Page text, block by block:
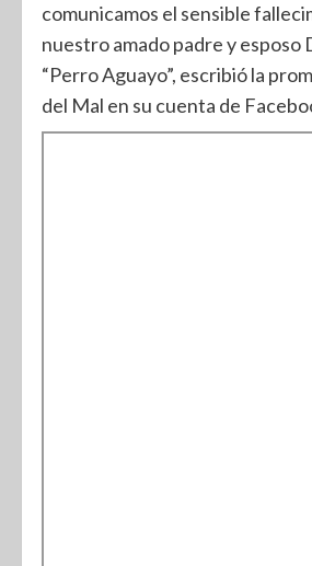
comunicamos el sensible
nuestro amado padre y esposo
“Perro Aguayo”, escribió la
del Mal en su cuenta de